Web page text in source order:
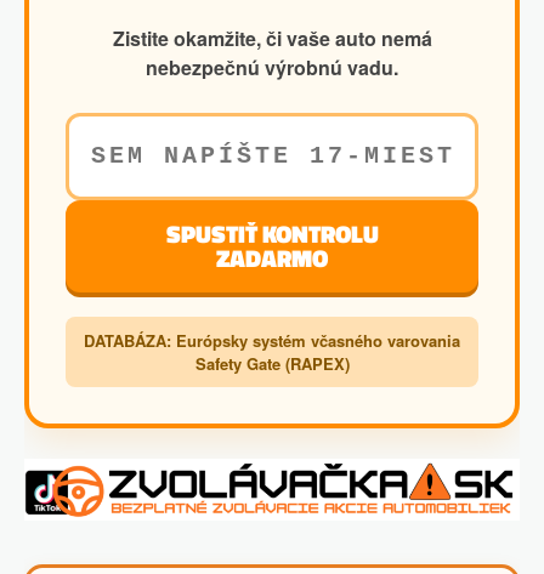
Zistite okamžite, či vaše auto nemá
nebezpečnú výrobnú vadu.
SPUSTIŤ KONTROLU
ZADARMO
DATABÁZA: Európsky systém včasného varovania
Safety Gate (RAPEX)